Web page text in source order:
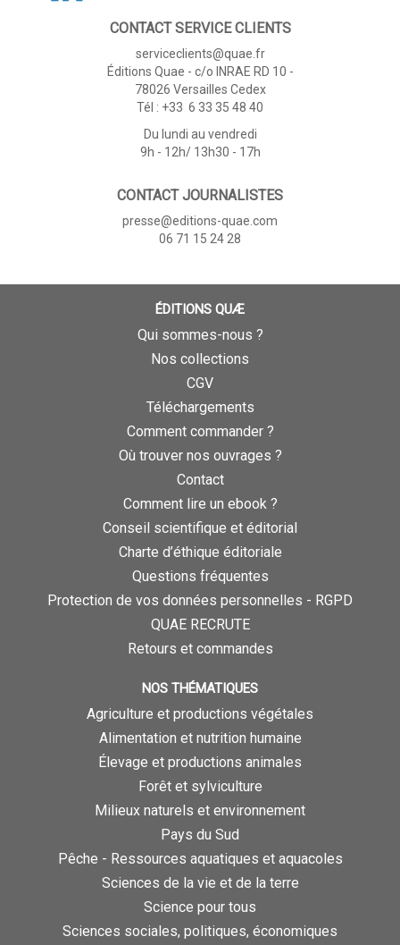
CONTACT SERVICE CLIENTS
serviceclients@quae.fr
Éditions Quae - c/o INRAE RD 10 -
78026 Versailles Cedex
Tél : +33 6 33 35 48 40
Du lundi au vendredi
9h - 12h/ 13h30 - 17h
CONTACT JOURNALISTES
presse@editions-quae.com
06 71 15 24 28
ÉDITIONS QUÆ
Qui sommes-nous ?
Nos collections
CGV
Téléchargements
Comment commander ?
Où trouver nos ouvrages ?
Contact
Comment lire un ebook ?
Conseil scientifique et éditorial
Charte d’éthique éditoriale
Questions fréquentes
Protection de vos données personnelles - RGPD
QUAE RECRUTE
Retours et commandes
NOS THÉMATIQUES
Agriculture et productions végétales
Alimentation et nutrition humaine
Élevage et productions animales
Forêt et sylviculture
Milieux naturels et environnement
Pays du Sud
Pêche - Ressources aquatiques et aquacoles
Sciences de la vie et de la terre
Science pour tous
Sciences sociales, politiques, économiques